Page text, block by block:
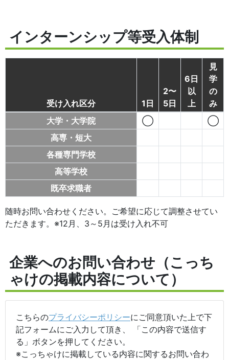
インターンシップ等受入体制
受け入れ区分 1日
2〜
5日
6日
以
上
見
学
の
み
大学・大学院
◯
◯
高専・短大
各種専門学校
高等学校
既卒求職者
随時お問い合わせください。ご希望に応じて調整させてい
ただきます。※12月、3～5月は受け入れ不可
企業へのお問い合わせ（こっち
ゃけの掲載内容について）
こちらのプライバシーポリシーにご同意頂いた上で下
記フォームにご入力して頂き、 「この内容で送信す
る」ボタンを押してください。
※こっちゃけに掲載している内容に関するお問い合わ